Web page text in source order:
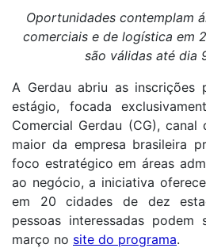
Oportunidades contemplam
comerciais e de logística em
são válidas até dia
A Gerdau abriu as inscrições
estágio, focada
Comercial Gerdau (CG),
maior da empresa brasileira
foco estratégico em áreas
ao negócio, a iniciativa
em 20 cidades de dez
pessoas interessadas
março no site do programa.